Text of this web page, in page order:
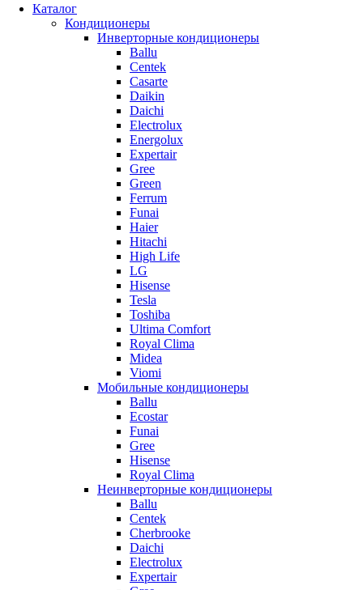
Каталог
Кондиционеры
Инверторные кондиционеры
Ballu
Centek
Casarte
Daikin
Daichi
Electrolux
Energolux
Expertair
Gree
Green
Ferrum
Funai
Haier
Hitachi
High Life
LG
Hisense
Tesla
Toshiba
Ultima Comfort
Royal Clima
Midea
Viomi
Мобильные кондиционеры
Ballu
Ecostar
Funai
Gree
Hisense
Royal Clima
Неинверторные кондиционеры
Ballu
Centek
Cherbrooke
Daichi
Electrolux
Expertair